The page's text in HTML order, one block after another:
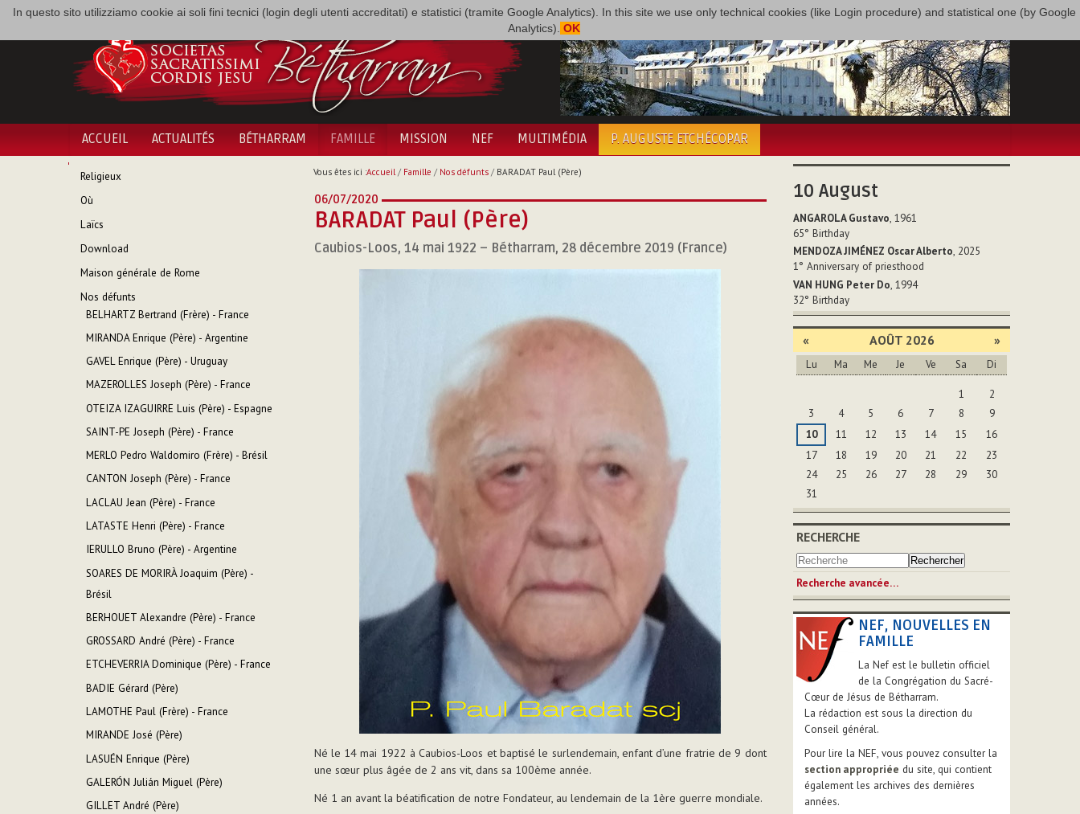
In questo sito utilizziamo cookie ai soli fini tecnici (login degli utenti accreditati) e statistici (tramite Google Analytics). In this site we use only technical cookies (like Login procedure) and statistical one (by Google
Analytics). OK
ACCUEIL ACTUALITÉS BÉTHARRAM FAMILLE MISSION NEF MULTIMÉDIA P. AUGUSTE ETCHÉCOPAR
NAVIGATION
Religieux
Où
Laïcs
Download
Maison générale de Rome
Nos défunts
BELHARTZ Bertrand (Frère) - France
MIRANDA Enrique (Père) - Argentine
GAVEL Enrique (Père) - Uruguay
MAZEROLLES Joseph (Père) - France
OTEIZA IZAGUIRRE Luis (Père) - Espagne
SAINT-PE Joseph (Père) - France
MERLO Pedro Waldomiro (Frère) - Brésil
CANTON Joseph (Père) - France
LACLAU Jean (Père) - France
LATASTE Henri (Père) - France
IERULLO Bruno (Père) - Argentine
SOARES DE MORIRÀ Joaquim (Père) -
Brésil
BERHOUET Alexandre (Père) - France
GROSSARD André (Père) - France
ETCHEVERRIA Dominique (Père) - France
BADIE Gérard (Père)
LAMOTHE Paul (Frère) - France
MIRANDE José (Père)
LASUÉN Enrique (Père)
GALERÓN Julián Miguel (Père)
GILLET André (Père)
Vous êtes ici :Accueil/ Famille / Nos défunts/ BARADAT Paul (Père)
06/07/2020
BARADAT Paul (Père)
Caubios-Loos, 14 mai 1922 – Bétharram, 28 décembre 2019 (France)
Né le 14 mai 1922 à Caubios-Loos et baptisé le surlendemain, enfant d’une fratrie de 9 dont
une sœur plus âgée de 2 ans vit, dans sa 100ème année.
Né 1 an avant la béatification de notre Fondateur, au lendemain de la 1ère guerre mondiale.
10 August
ANGAROLA Gustavo, 1961
65° Birthday
MENDOZA JIMÉNEZ Oscar Alberto, 2025
1° Anniversary of priesthood
VAN HUNG Peter Do, 1994
32° Birthday
« AOÛT 2026 »
Lu Ma Me Je Ve Sa Di
1
2
3
4 5 6 7 8
9
10
11 12 13 14 15
16
17
18 19 20 21 22
23
24
25 26 27 28 29
30
31
RECHERCHE
Recherche avancée…
NEF, NOUVELLES EN
FAMILLE
La Nef est le bulletin officiel
de la Congrégation du Sacré-
Cœur de Jésus de Bétharram.
La rédaction est sous la direction du
Conseil général.
Pour lire la NEF, vous pouvez consulter la
section appropriée du site, qui contient
également les archives des dernières
années.